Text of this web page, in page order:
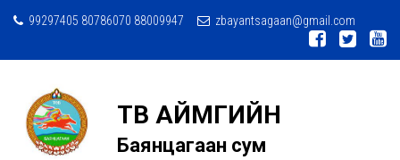
99297405 80786070 88009947 zbayantsagaan@gmail.com
ТӨВ АЙМГИЙН
Баянцагаан сум